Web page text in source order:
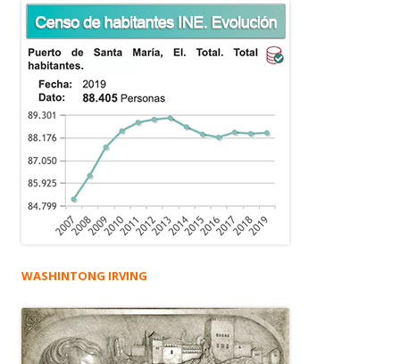
WASHINTONG IRVING